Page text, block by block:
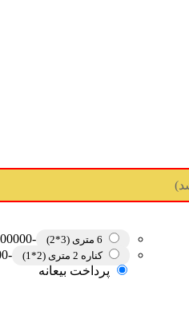
6 متری (3*2) -11000000 تومان
کناره 2 متری (2*1) -18000000 تومان
پرداخت بیعانه